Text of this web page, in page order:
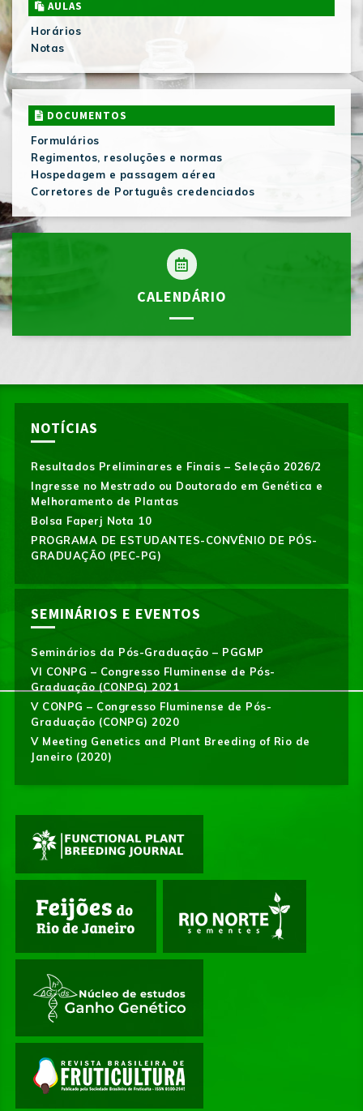
AULAS
Horários
Notas
DOCUMENTOS
Formulários
Regimentos, resoluções e normas
Hospedagem e passagem aérea
Corretores de Português credenciados
CALENDÁRIO
NOTÍCIAS
Resultados Preliminares e Finais – Seleção 2026/2
Ingresse no Mestrado ou Doutorado em Genética e
Melhoramento de Plantas
Bolsa Faperj Nota 10
PROGRAMA DE ESTUDANTES-CONVÊNIO DE PÓS-
GRADUAÇÃO (PEC-PG)
SEMINÁRIOS E EVENTOS
Seminários da Pós-Graduação – PGGMP
VI CONPG – Congresso Fluminense de Pós-
Graduação (CONPG) 2021
V CONPG – Congresso Fluminense de Pós-
Graduação (CONPG) 2020
V Meeting Genetics and Plant Breeding of Rio de
Janeiro (2020)